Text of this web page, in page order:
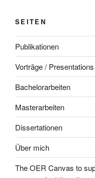
SEITEN
Publikationen
Vorträge / Presentations
Bachelorarbeiten
Masterarbeiten
Dissertationen
Über mich
The OER Canvas to